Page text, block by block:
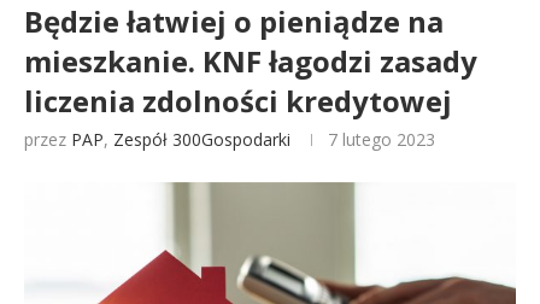
Będzie łatwiej o pieniądze na
mieszkanie. KNF łagodzi zasady
liczenia zdolności kredytowej
przez PAP, Zespół 300Gospodarki 7 lutego 2023